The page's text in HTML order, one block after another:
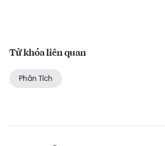
Từ khóa liên quan
Phân Tích